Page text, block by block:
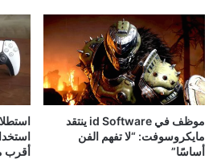
موظف في id Software ينتقد
مايكروسوفت: “لا تفهم الفن
أساسًا”
أقرب